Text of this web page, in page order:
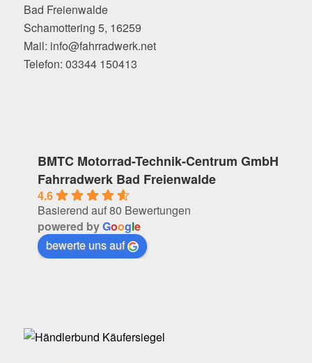
Bad Freienwalde
Schamottering 5, 16259
Mail: info@fahrradwerk.net
Telefon: 03344 150413
BMTC Motorrad-Technik-Centrum GmbH
Fahrradwerk Bad Freienwalde
4.6
Basierend auf 80 Bewertungen
powered byGoogle
bewerte uns auf